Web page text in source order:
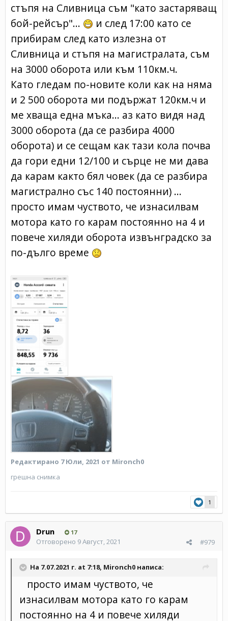
стъпя на Сливница съм "като застаряващ
бой-рейсър"...
и след 17:00 като се
прибирам след като излезна от
Сливница и стъпя на магистралата, съм
на 3000 оборота или към 110км.ч.
Като гледам по-новите коли как на няма
и 2 500 оборота ми подържат 120км.ч и
ме хваща една мъка... аз като видя над
3000 оборота (да се разбира 4000
оборота) и се сещам как тази кола почва
да гори едни 12/100 и сърце не ми дава
да карам както бял човек (да се разбира
магистрално със 140 постоянни) ...
просто имам чуството, че изнасилвам
мотора като го карам постоянно на 4 и
повече хиляди оборота извънградско за
по-дълго време
Редактирано 7 Юли, 2021 от Mironch0
грешна снимка
1
Drun 17
#979
Отговорено 9 Август, 2021
На 7.07.2021 г. at 7:18, Mironch0 написа:
просто имам чуството, че
изнасилвам мотора като го карам
постоянно на 4 и повече хиляди